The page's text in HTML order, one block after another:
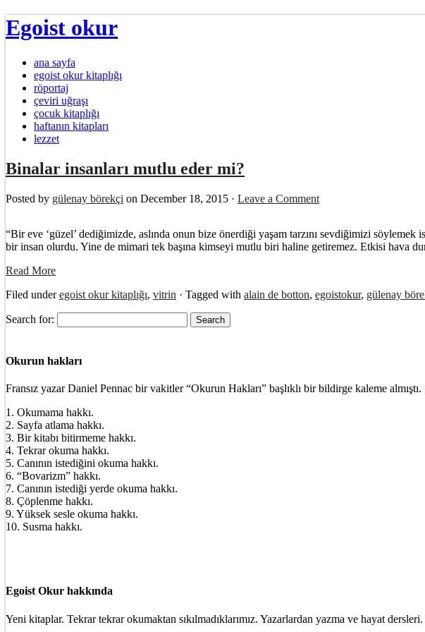
Egoist okur
ana sayfa
egoist okur kitaplığı
röportaj
çeviri uğraşı
çocuk kitaplığı
haftanın kitapları
lezzet
Binalar insanları mutlu eder mi?
Posted by gülenay börekçi on December 18, 2015 · Leave a Comment
“Bir eve ‘güzel’ dediğimizde, aslında onun bize önerdiği yaşam tarzını sevdiğimizi
bir insan olurdu. Yine de mimari tek başına kimseyi mutlu biri haline getiremez. Etkisi hava
Read More
Filed underegoist okur kitaplığı, vitrin · Tagged with alain de botton, egoistokur, gülenay
Search for:
Okurun hakları
Fransız yazar Daniel Pennac bir vakitler “Okurun Hakları” başlıklı bir bildirge kaleme
1. Okumama hakkı.
2. Sayfa atlama hakkı.
3. Bir kitabı bitirmeme hakkı.
4. Tekrar okuma hakkı.
5. Canının istediğini okuma hakkı.
6. “Bovarizm” hakkı.
7. Canının istediği yerde okuma hakkı.
8. Çöplenme hakkı.
9. Yüksek sesle okuma hakkı.
10. Susma hakkı.
Egoist Okur hakkında
Yeni kitaplar. Tekrar tekrar okumaktan sıkılmadıklarımız. Yazarlardan yazma ve hayat